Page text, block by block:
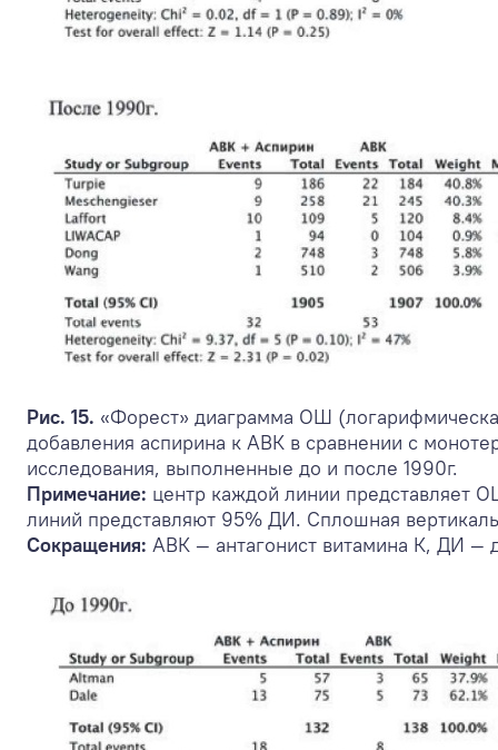
Рис. 15. «Форест» диаграмма ОШ
добавления аспирина к АВК в сравнении с
исследования, выполненные до и после 1990г.
Примечание: центр каждой линии представляет
линий представляют 95% ДИ. Сплошная
Сокращения: АВК — антагонист витамина К, ДИ